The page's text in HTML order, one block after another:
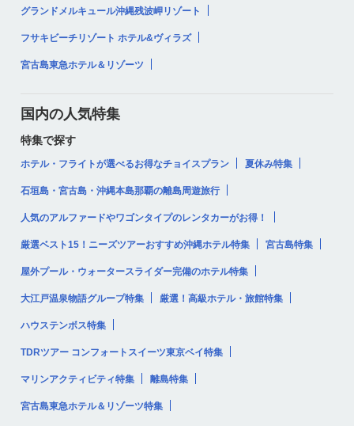
グランドメルキュール沖縄残波岬リゾート
フサキビーチリゾート ホテル&ヴィラズ
宮古島東急ホテル＆リゾーツ
国内の人気特集
特集で探す
ホテル・フライトが選べるお得なチョイスプラン 夏休み特集
石垣島・宮古島・沖縄本島那覇の離島周遊旅行
人気のアルファードやワゴンタイプのレンタカーがお得！
厳選ベスト15！ニーズツアーおすすめ沖縄ホテル特集 宮古島特集
屋外プール・ウォータースライダー完備のホテル特集
大江戸温泉物語グループ特集 厳選！高級ホテル・旅館特集
ハウステンボス特集
TDRツアー コンフォートスイーツ東京ベイ特集
マリンアクティビティ特集 離島特集
宮古島東急ホテル＆リゾーツ特集